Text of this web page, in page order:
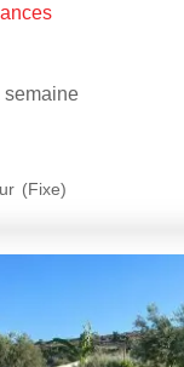
semaine
(Fixe)